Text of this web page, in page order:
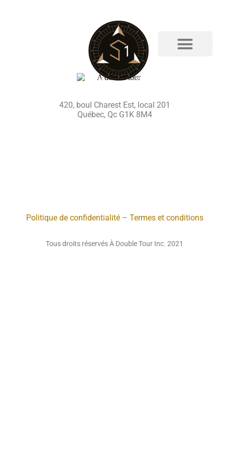
420, boul Charest Est, local 201
Québec, Qc G1K 8M4
Politique de confidentialité– Termes et conditions
Tous droits réservés À Double Tour Inc. 2021